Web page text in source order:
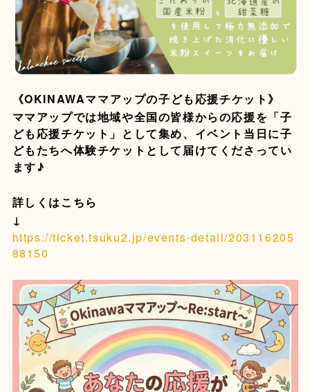
《OKINAWAママアップの子ども応援チケット》
ママアップでは地域や全国の皆様からの応援を「子
ども応援チケット」として集め、イベント当日に子
どもたちへ体験チケットとして届けてくださってい
ます♪
詳しくはこちら
↓
https://ticket.tsuku2.jp/events-detail/203116205
88150